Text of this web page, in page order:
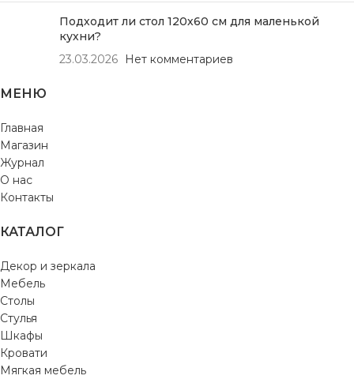
Подходит ли стол 120х60 см для маленькой
кухни?
23.03.2026
Нет комментариев
МЕНЮ
Главная
Магазин
Журнал
О нас
Контакты
КАТАЛОГ
Декор и зеркала
Мебель
Столы
Стулья
Шкафы
Кровати
Мягкая мебель